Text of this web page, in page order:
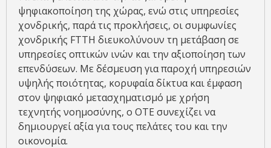
ψηφιακοποίηση της χώρας, ενώ στις υπηρεσίες
χονδρικής, παρά τις προκλήσεις, οι συμφωνίες
χονδρικής FTTH διευκολύνουν τη μετάβαση σε
υπηρεσίες οπτικών ινών και την αξιοποίηση των
επενδύσεων. Με δέσμευση για παροχή υπηρεσιών
υψηλής ποιότητας, κορυφαία δίκτυα και έμφαση
στον ψηφιακό μετασχηματισμό με χρήση
τεχνητής νοημοσύνης, ο ΟΤΕ συνεχίζει να
δημιουργεί αξία για τους πελάτες του και την
οικονομία.